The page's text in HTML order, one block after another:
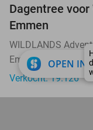
Dagentree voor
Emmen
WILDLANDS
Emmen
Verkocht: 19.126
OPEN IN